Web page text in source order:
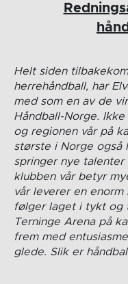
Helt siden
herrehåndball, har
med som en av de
Håndball-Norge.
og regionen vår på
største i Norge også
springer nye
klubben vår betyr
vår leverer en enorm
følger laget i tykt og
Terninge Arena på
frem med
glede. Slik er